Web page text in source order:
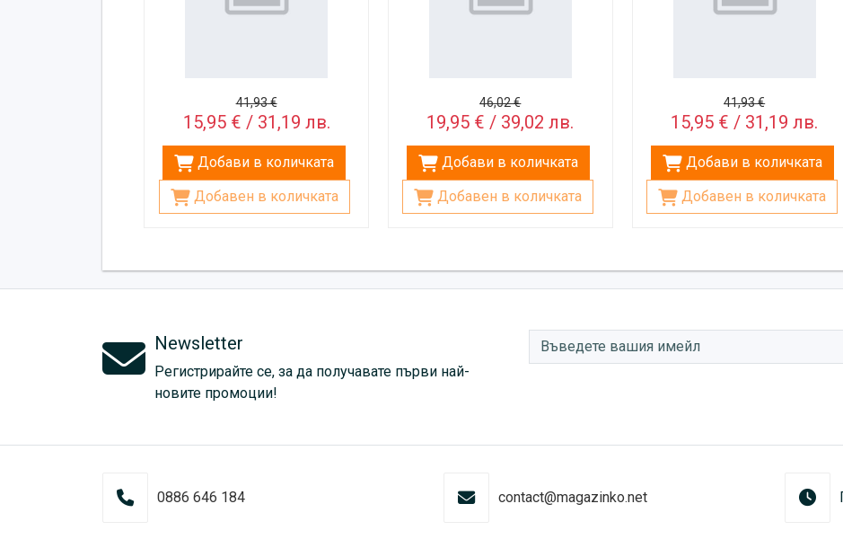
41,93 €
15,95 € / 31,19 лв.
Добави в количката
Добавен в количката
46,02 €
19,95 € / 39,02 лв.
Добави в количката
Добавен в количката
41,93 €
15,95 € / 31,19 лв.
Добави в количката
Добавен в количката
Newsletter
Регистрирайте се, за да получавате първи най-
новите промоции!
0886 646 184 contact@magazinko.net